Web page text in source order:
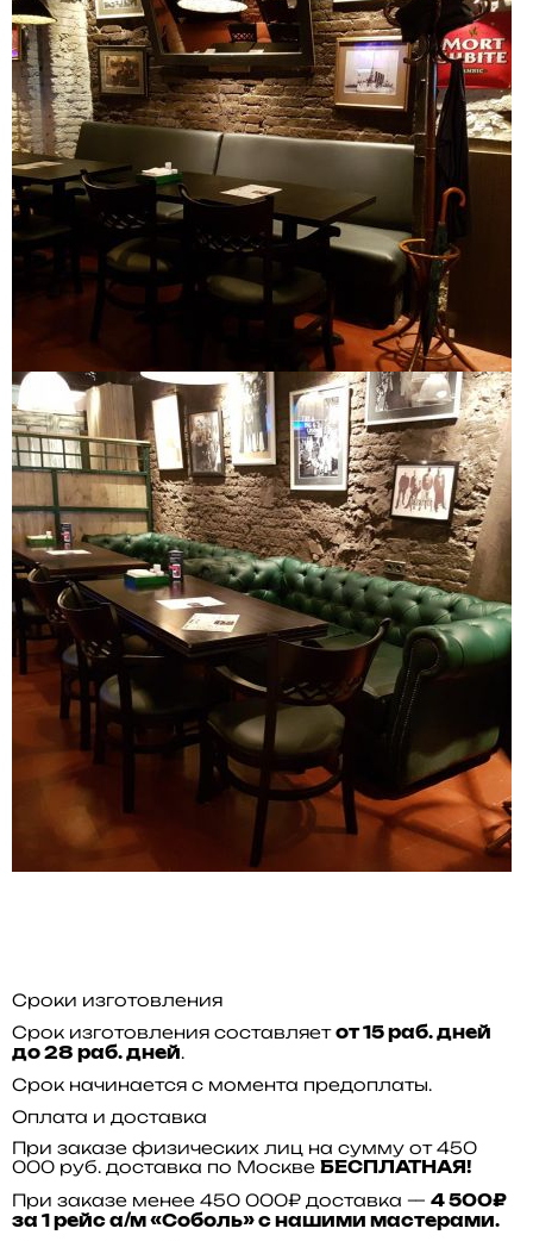
Сроки изготовления
Срок изготовления составляет от 15 раб. дней
до 28 раб. дней.
Срок начинается с момента предоплаты.
Оплата и доставка
При заказе физических лиц на сумму от 450
000 руб. доставка по Москве БЕСПЛАТНАЯ!
При заказе менее 450 000₽ доставка — 4 500₽
за 1 рейс а/м «Соболь» с нашими мастерами.